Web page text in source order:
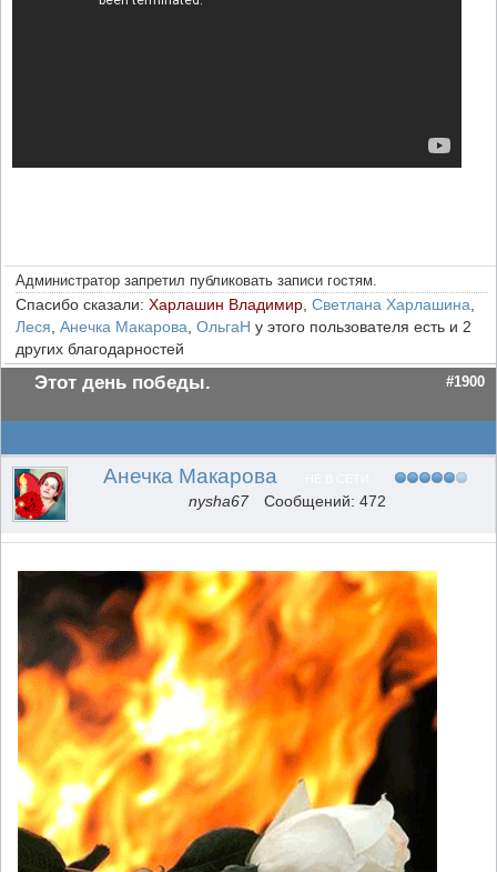
Администратор запретил публиковать записи гостям.
Спасибо сказали: Харлашин Владимир Светлана Харлашина
Леся Анечка Макарова ОльгаН у этого пользователя есть и 2
других благодарностей
Этот день победы. #1900
Анечка Макарова
nysha67 Сообщений: 472